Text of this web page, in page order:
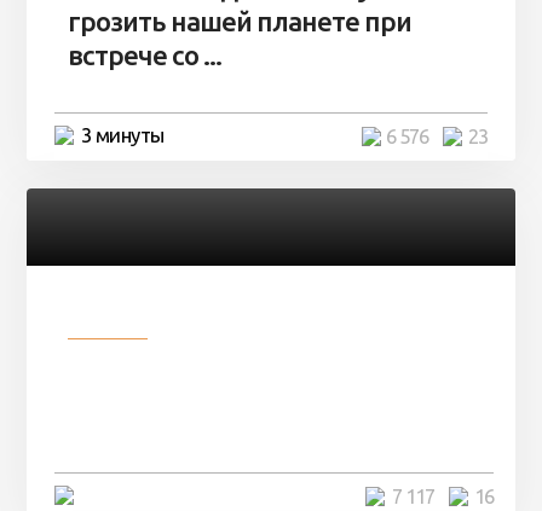
грозить нашей планете при
встрече со ...
3 минуты 23
6 576
16
7 117